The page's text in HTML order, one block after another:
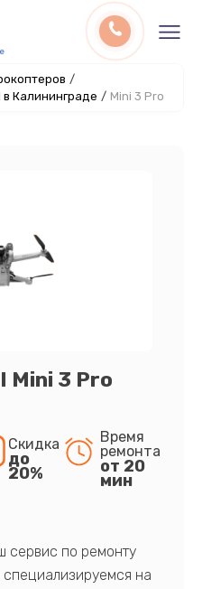
/
Калининграде / Mini 3 Pro
Mini 3 Pro
Скидка
до
20%
Время
ремонта
от 20
мин
сервис по ремонту
на